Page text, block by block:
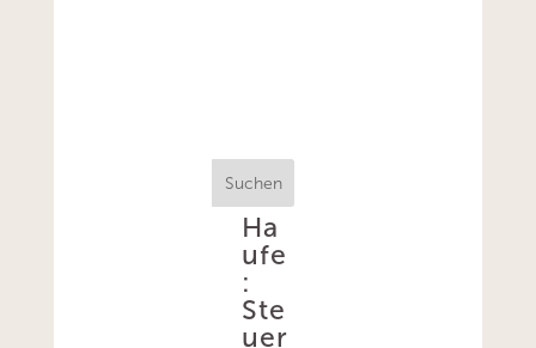
Suchen
Ha
ufe
:
Ste
uer